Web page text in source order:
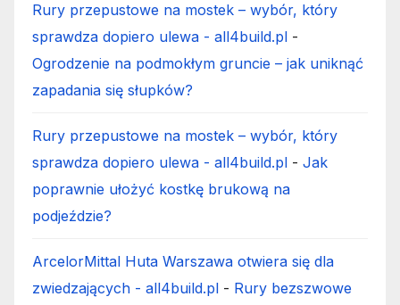
Rury przepustowe na mostek – wybór, który
sprawdza dopiero ulewa - all4build.pl -
Ogrodzenie na podmokłym gruncie – jak uniknąć
zapadania się słupków?
Rury przepustowe na mostek – wybór, który
sprawdza dopiero ulewa - all4build.pl - Jak
poprawnie ułożyć kostkę brukową na
podjeździe?
ArcelorMittal Huta Warszawa otwiera się dla
zwiedzających - all4build.pl - Rury bezszwowe